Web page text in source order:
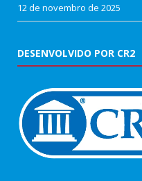
12 de novembro de 2025
DESENVOLVIDO POR CR2